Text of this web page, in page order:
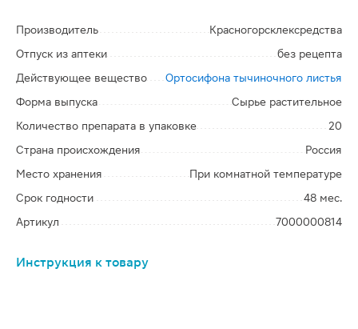
Производитель
Красногорсклексредства
Отпуск из аптеки
без рецепта
Действующее вещество
Ортосифона тычиночного листья
Форма выпуска
Сырье растительное
Количество препарата в упаковке
20
Страна происхождения
Россия
Место хранения
При комнатной температуре
Срок годности
48 мес.
Артикул
7000000814
Инструкция к товару